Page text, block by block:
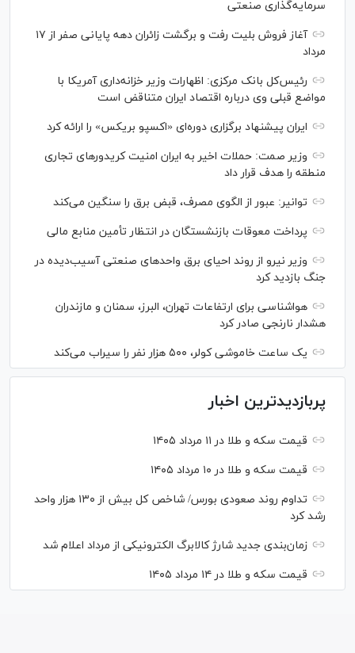
سرمایه‌گذاری صنعتی
آغاز فروش بلیت رفت و برگشت زائران دهه پایانی صفر از ۱۷
مرداد
رئیس‌کل بانک مرکزی: اظهارات وزیر خزانه‌داری آمریکا با
مواضع قبلی وی درباره اقتصاد ایران متناقض است
ایران پیشنهاد برگزاری دوره‌ای «اکسپو بریکس» را ارائه کرد
وزیر صمت: حملات اخیر به ایران امنیت کریدورهای تجاری
منطقه را هدف قرار داد
توانیر: عبور از الگوی مصرف، قبض برق را سنگین می‌کند
پرداخت معوقات بازنشستگان در انتظار تأمین منابع مالی
وزیر نیرو از روند احیای برق واحدهای صنعتی آسیب‌دیده در
جنگ بازدید کرد
هواشناسی برای ارتفاعات تهران، البرز، سمنان و مازندران
هشدار نارنجی صادر کرد
یک ساعت خاموشی کولر، ۵۰۰ هزار نفر را سیراب می‌کند
پربازدیدترین اخبار
قیمت سکه و طلا در ۱۱ مرداد ۱۴۰۵
قیمت سکه و طلا در ۱۰ مرداد ۱۴۰۵
تداوم روند صعودی بورس/ شاخص کل بیش از ۱۳۰ هزار واحد
رشد کرد
زمان‌بندی جدید شارژ کالابرگ الکترونیکی از مرداد اعلام شد
قیمت سکه و طلا در ۱۴ مرداد ۱۴۰۵